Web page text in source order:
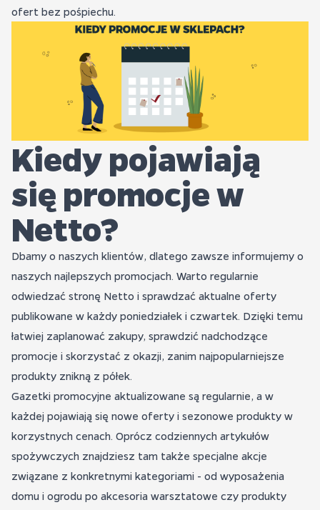
ofert bez pośpiechu.
Kiedy pojawiają
się promocje w
Netto?
Dbamy o naszych klientów, dlatego zawsze informujemy o
naszych najlepszych promocjach. Warto regularnie
odwiedzać stronę Netto i sprawdzać aktualne oferty
publikowane w każdy poniedziałek i czwartek. Dzięki temu
łatwiej zaplanować zakupy, sprawdzić nadchodzące
promocje i skorzystać z okazji, zanim najpopularniejsze
produkty znikną z półek.
Gazetki promocyjne aktualizowane są regularnie, a w
każdej pojawiają się nowe oferty i sezonowe produkty w
korzystnych cenach. Oprócz codziennych artykułów
spożywczych znajdziesz tam także specjalne akcje
związane z konkretnymi kategoriami - od wyposażenia
domu i ogrodu po akcesoria warsztatowe czy produkty